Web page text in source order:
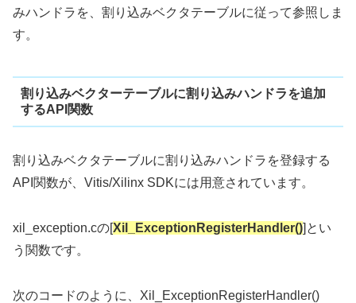
みハンドラを、割り込みベクタテーブルに従って参照しま
す。
割り込みベクターテーブルに割り込みハンドラを追加
するAPI関数
割り込みベクタテーブルに割り込みハンドラを登録する
API関数が、Vitis/Xilinx SDKには用意されています。
xil_exception.cの[Xil_ExceptionRegisterHandler()]とい
う関数です。
次のコードのように、Xil_ExceptionRegisterHandler()